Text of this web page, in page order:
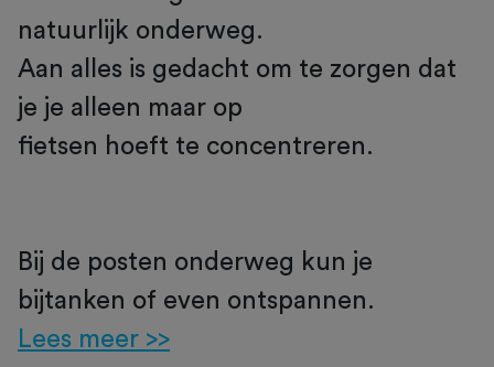
natuurlijk onderweg.
Aan alles is gedacht om te zorgen dat
je je alleen maar op
fietsen hoeft te concentreren.
Bij de posten onderweg kun je
bijtanken of even ontspannen.
Lees meer >>